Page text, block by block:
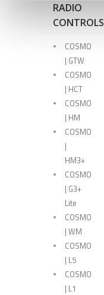
RADIO
CONTROLS
COSMO
| GTW
COSMO
| HCT
COSMO
| HM
COSMO
|
HM3+
COSMO
| G3+
Lite
COSMO
| WM
COSMO
| L5
COSMO
| L1